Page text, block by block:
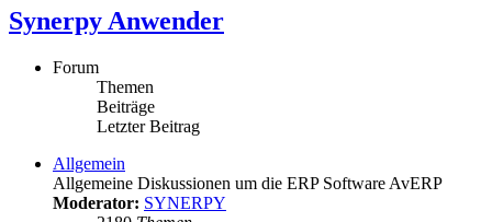
Synerpy Anwender
Forum
Themen
Beiträge
Letzter Beitrag
Allgemein
Allgemeine Diskussionen um die ERP Software AvERP
Moderator: SYNERPY